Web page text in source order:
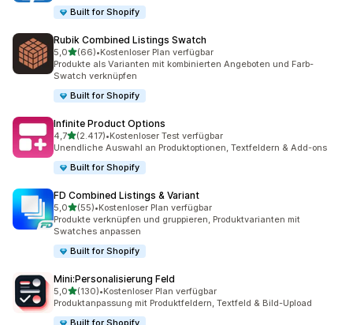
Built for Shopify
Rubik Combined Listings Swatch
5,0von 5 Sternen
(66)
66 Rezensionen insgesamt
•Kostenloser Plan verfügbar
Produkte als Varianten mit kombinierten Angeboten und Farb-
Swatch verknüpfen
Built for Shopify
Infinite Product Options
4,7von 5 Sternen
(2.417)
2417 Rezensionen insgesamt
•Kostenloser Test verfügbar
Unendliche Auswahl an Produktoptionen, Textfeldern & Add-ons
Built for Shopify
FD Combined Listings & Variant
5,0von 5 Sternen
(55)
55 Rezensionen insgesamt
•Kostenloser Plan verfügbar
Produkte verknüpfen und gruppieren, Produktvarianten mit
Swatches anpassen
Built for Shopify
Mini:Personalisierung Feld
5,0von 5 Sternen
(130)
130 Rezensionen insgesamt
•Kostenloser Plan verfügbar
Produktanpassung mit Produktfeldern, Textfeld & Bild-Upload